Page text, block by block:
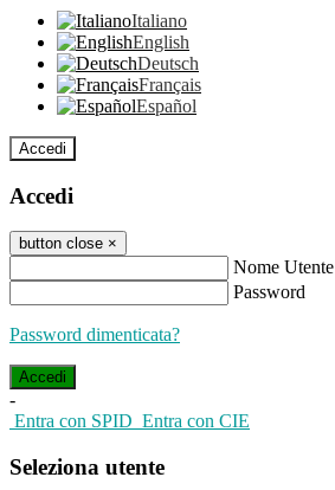
Italiano
English
Deutsch
Français
Español
Accedi
Accedi
button close ×
Nome Utente
Password
Password dimenticata?
-
Entra con SPID Entra con CIE
Seleziona utente